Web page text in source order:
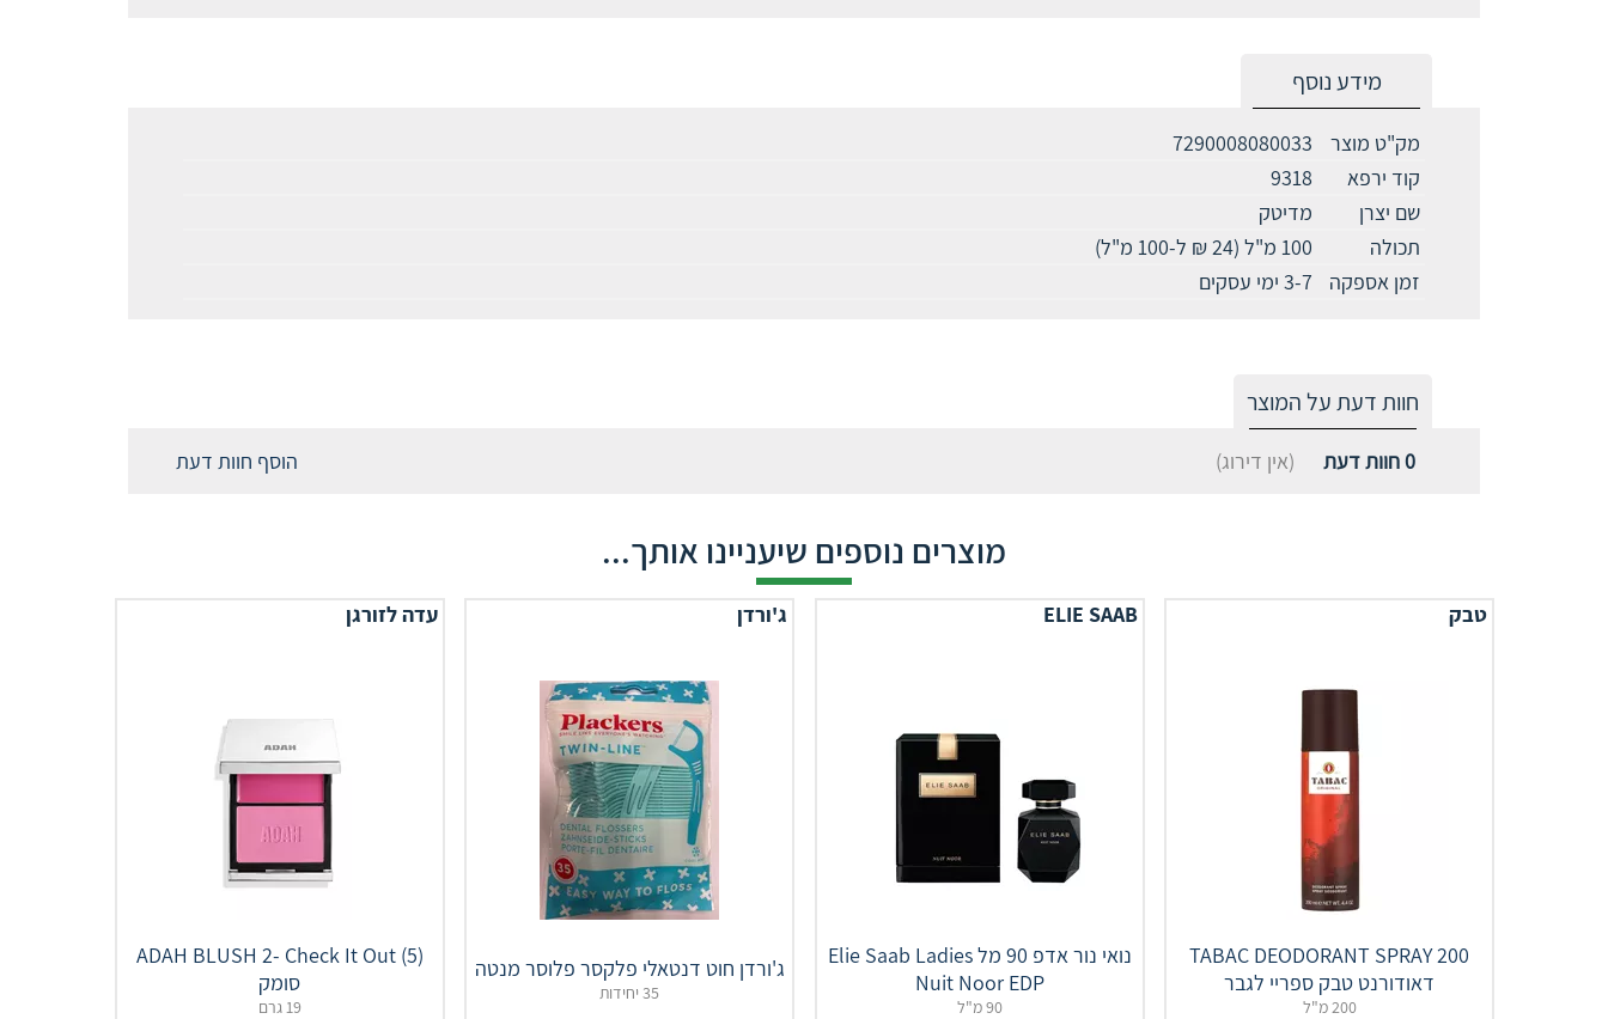
מידע נוסף
מק"ט מוצר
7290008080033
קוד ירפא
9318
שם יצרן
מדיטק
תכולה
100 מ"ל (24 ₪ ל-100 מ"ל)
זמן אספקה
3-7 ימי עסקים
חוות דעת על המוצר
0חוות דעת (אין דירוג) הוסף חוות דעת
מוצרים נוספים שיעניינו אותך...
טבק
TABAC DEODORANT SPRAY 200
דאודורנט טבק ספריי לגבר
200 מ"ל
ELIE SAAB
נואי נור אדפ 90 מל Elie Saab Ladies
Nuit Noor EDP
90 מ"ל
ג'ורדן
ג'ורדן חוט דנטאלי פלקסר פלוסר מנטה
35 יחידות
עדה לזורגן
ADAH BLUSH 2- Check It Out (5)
סומק
19 גרם